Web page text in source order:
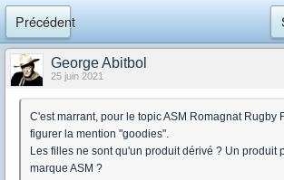
Précédent
George Abitbol
25 juin 2021
C'est marrant, pour le topic ASM Romagnat Rugby
figurer la mention "goodies".
Les filles ne sont qu'un produit dérivé ? Un produit
marque ASM ?